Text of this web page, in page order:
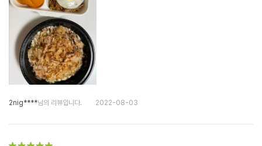
2nig****님의 리뷰입니다. 2022-08-03